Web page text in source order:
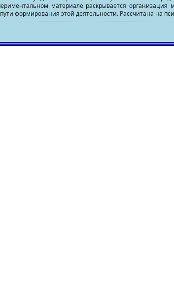
материале раскрывается
формирования этой деятельности. Рассчитана на